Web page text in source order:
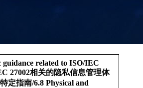
guidance related to ISO/IEC
27002相关的隐私信息管理体
定指南/6.8 Physical and